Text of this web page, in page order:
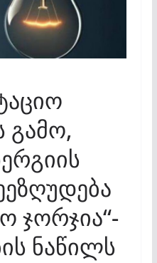
გამო,
ჯორჯია“-
ნაწილს